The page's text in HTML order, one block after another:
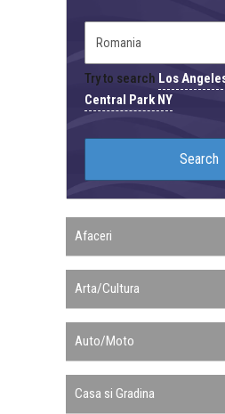
Try to search Los
Central Park NY
Afaceri
Arta/Cultura
Auto/Moto
Casa si Gradina